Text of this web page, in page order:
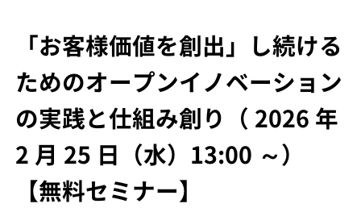
「お客様価値を創出」し続ける
ためのオープンイノベーション
の実践と仕組み創り
（ 2026 年
2 月 25 日（水）13:00 ～）
【無料セミナー】